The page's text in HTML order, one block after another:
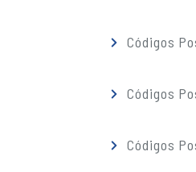
Códigos
Códigos
Códigos